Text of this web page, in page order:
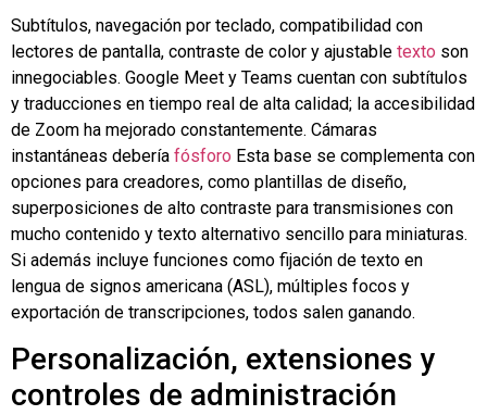
Subtítulos, navegación por teclado, compatibilidad con
lectores de pantalla, contraste de color y ajustable texto son
innegociables. Google Meet y Teams cuentan con subtítulos
y traducciones en tiempo real de alta calidad; la accesibilidad
de Zoom ha mejorado constantemente. Cámaras
instantáneas debería fósforo Esta base se complementa con
opciones para creadores, como plantillas de diseño,
superposiciones de alto contraste para transmisiones con
mucho contenido y texto alternativo sencillo para miniaturas.
Si además incluye funciones como fijación de texto en
lengua de signos americana (ASL), múltiples focos y
exportación de transcripciones, todos salen ganando.
Personalización, extensiones y
controles de administración